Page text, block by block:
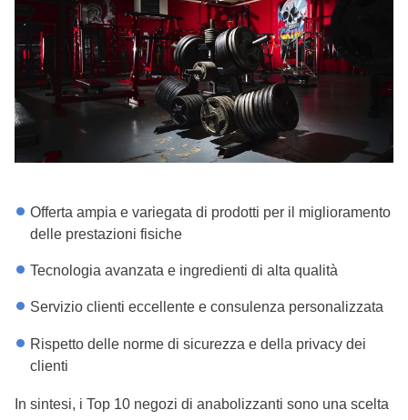
Offerta ampia e variegata di prodotti per il miglioramento
delle prestazioni fisiche
Tecnologia avanzata e ingredienti di alta qualità
Servizio clienti eccellente e consulenza personalizzata
Rispetto delle norme di sicurezza e della privacy dei
clienti
In sintesi, i Top 10 negozi di anabolizzanti sono una scelta